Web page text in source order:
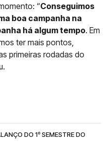
“Conseguimos
boa campanha na
há algum tempo. Em
ter mais pontos,
primeiras rodadas do
DO 1º SEMESTRE DO